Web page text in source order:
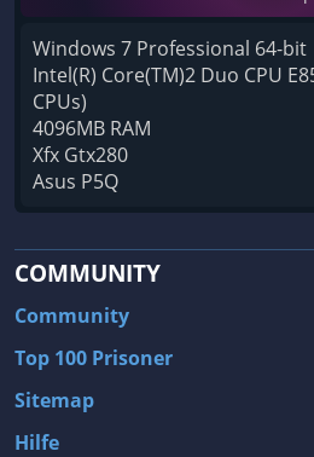
Windows 7 Professional 64-bit
Intel(R) Core(TM)2 Duo CPU
CPUs)
4096MB RAM
Xfx Gtx280
Asus P5Q
COMMUNITY
Community
Top 100 Prisoner
Sitemap
Hilfe